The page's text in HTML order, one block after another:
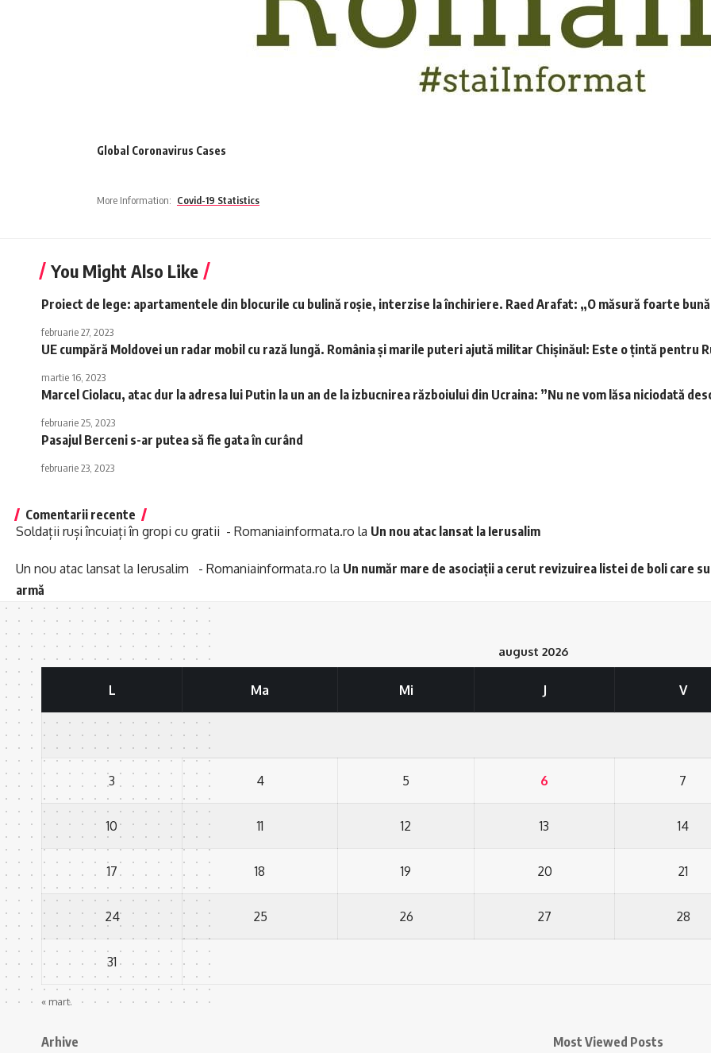
Global Coronavirus Cases
More Information: Covid-19 Statistics
You Might Also Like
Proiect de lege: apartamentele din blocurile cu bulină roșie, interzise la închiriere. Raed Arafat: „O măsură foarte
februarie 27, 2023
UE cumpără Moldovei un radar mobil cu rază lungă. România și marile puteri ajută militar Chișinăul: Este o țintă pentru
martie 16, 2023
Marcel Ciolacu, atac dur la adresa lui Putin la un an de la izbucnirea războiului din Ucraina: ”Nu ne vom lăsa niciodată
februarie 25, 2023
Pasajul Berceni s-ar putea să fie gata în curând
februarie 23, 2023
Comentarii recente
Soldații ruși încuiați în gropi cu gratii - Romaniainformata.ro la Un nou atac lansat la Ierusalim
Un nou atac lansat la Ierusalim - Romaniainformata.ro la Un număr mare de asociații a cerut revizuirea listei de boli care
armă
august 2026
L Ma Mi J V
3 4 5 6 7
10 11 12 13 14
17 18 19 20 21
24 25 26 27 28
31
« mart.
Arhive Most Viewed Posts